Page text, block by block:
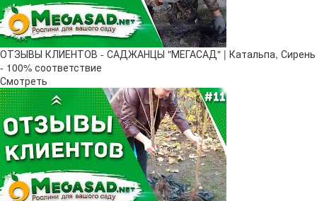
ОТЗЫВЫ КЛИЕНТОВ - САДЖАНЦЫ "МЕГАСАД" | Катальпа, Сирень
- 100% соответствие
Смотреть